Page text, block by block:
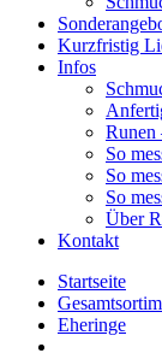
Kurzfristig
Infos
Runen
So
So
So
Über
Kontakt
Startseite
Eheringe